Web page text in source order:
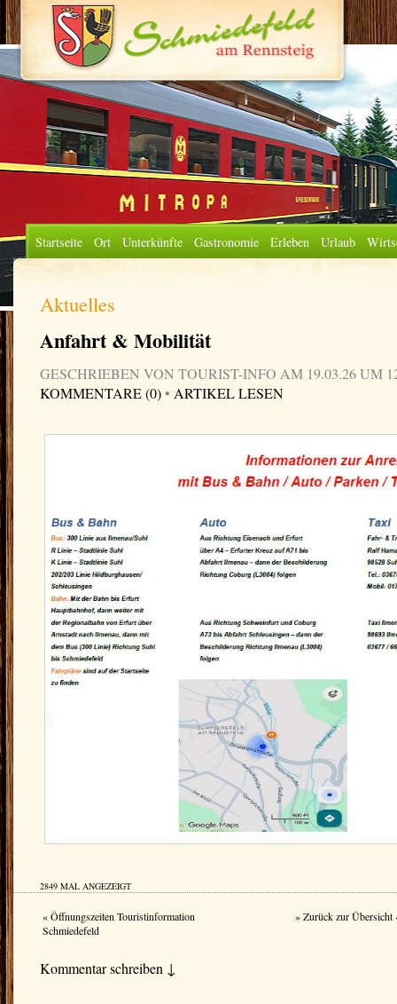
Startseite Ort Unterkünfte Gastronomie Erleben Urlaub
Aktuelles
Anfahrt & Mobilität
GESCHRIEBEN VON TOURIST-INFO AM 19.03.26 UM
KOMMENTARE (0)• ARTIKEL LESEN
2849 MAL ANGEZEIGT
« Öffnungszeiten Touristinformation
Schmiedefeld
» Zurück zur Übersicht
Kommentar schreiben ↓